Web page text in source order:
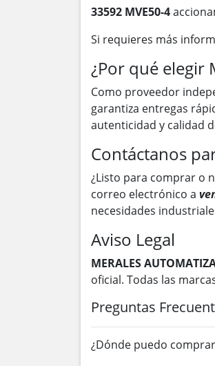
33592 MVE50-4
Si requieres más
¿Por qué elegir
Como proveedor
garantiza entregas
autenticidad y calidad
Contáctanos
¿Listo para comprar o
correo electrónico a
necesidades
Aviso Legal
MERALES
oficial. Todas las
Preguntas
¿Dónde puedo